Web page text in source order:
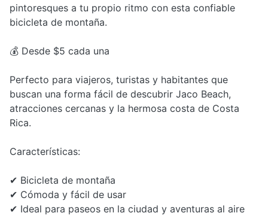
pintoresques a tu propio ritmo con esta confiable
bicicleta de montaña.
💰 Desde $5 cada una
Perfecto para viajeros, turistas y habitantes que
buscan una forma fácil de descubrir Jaco Beach,
atracciones cercanas y la hermosa costa de Costa
Rica.
Características:
✔ Bicicleta de montaña
✔ Cómoda y fácil de usar
✔ Ideal para paseos en la ciudad y aventuras al aire